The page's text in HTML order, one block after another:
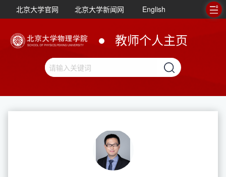
北京大学官网 北京大学新闻网 English
教师个人主页